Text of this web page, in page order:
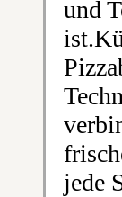
und
jede